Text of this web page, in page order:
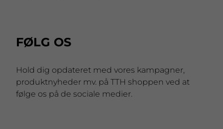
FØLG OS
Hold dig opdateret med vores kampagner,
produktnyheder mv. på TTH shoppen ved at
følge os på de sociale medier.